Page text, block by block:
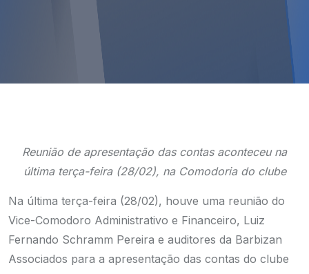
Reunião de apresentação das contas aconteceu na
última terça-feira (28/02), na Comodoria do clube
Na última terça-feira (28/02), houve uma reunião do
Vice-Comodoro Administrativo e Financeiro, Luiz
Fernando Schramm Pereira e auditores da Barbizan
Associados para a apresentação das contas do clube